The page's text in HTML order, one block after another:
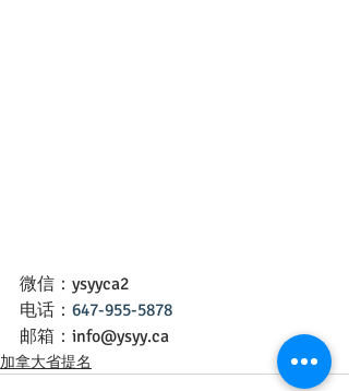
微信：ysyyca2
电话： 647-955-5878
邮箱：info@ysyy.ca
加拿大省提名